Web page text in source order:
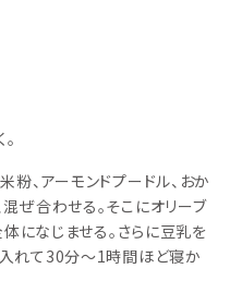
粉、アーモンドプードル、おか
ぜ合わせる。そこにオリーブ
になじませる。さらに豆乳を
れて30分～1時間ほど寝か